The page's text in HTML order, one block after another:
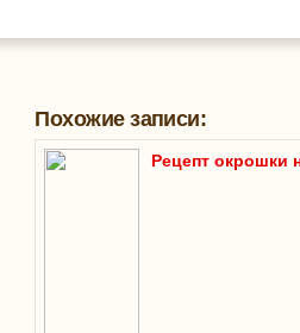
Похожие записи:
Рецепт окрошки